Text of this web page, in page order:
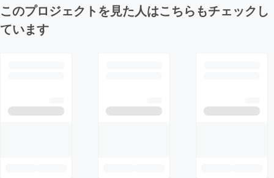
このプロジェクトを見た人はこちらもチェックし
ています